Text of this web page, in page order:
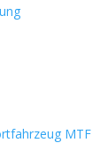
MTF